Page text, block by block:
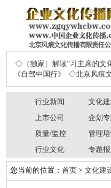
◇（独家）解读“习主席的文
《自驾中国行》
◇北京风痕
行业新闻 文化
上市公司
企划
质量/监控
管理培
行业文化
专题报
您当前的位置： 首页 > 文化建